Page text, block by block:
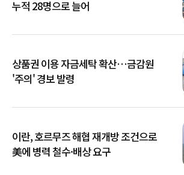
누적 28명으로 늘어
상품권 이용 자금세탁 확산…금감원
'주의' 경보 발령
이란, 호르무즈 해협 재개방 조건으로
美에 병력 철수·배상 요구